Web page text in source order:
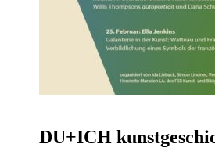
DU+ICH